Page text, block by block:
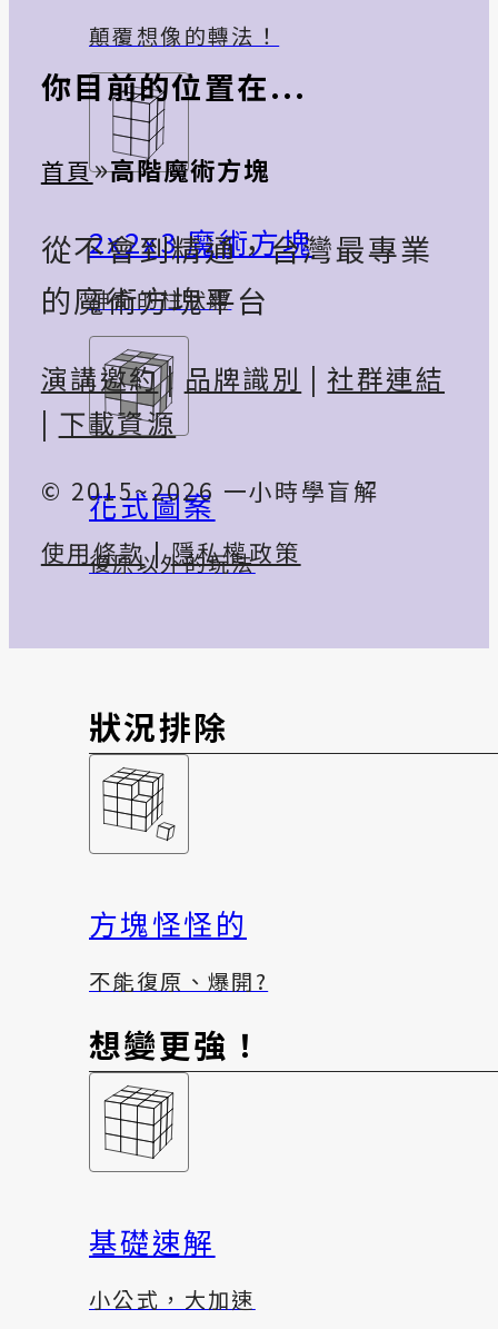
顛覆想像的轉法！
2x2x3 魔術方塊
神奇的柱狀體
花式圖案
復原以外的玩法
狀況排除
方塊怪怪的
不能復原、爆開?
想變更強！
基礎速解
小公式，大加速
你目前的位置在...
首頁»高階魔術方塊
從不會到精通，台灣最專業
的魔術方塊平台
演講邀約| 品牌識別 | 社群連結
| 下載資源
© 2015~2026 一小時學盲解
使用條款|隱私權政策